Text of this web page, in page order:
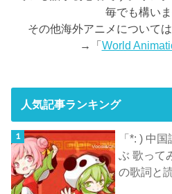
毎でも構いま
その他海外アニメについて
→「World
人気記事ランキング
「*: ) 中
ぶ 歌って
の歌詞と